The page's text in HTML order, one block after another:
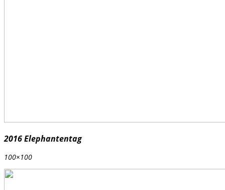
2016 Elephantentag
100×100